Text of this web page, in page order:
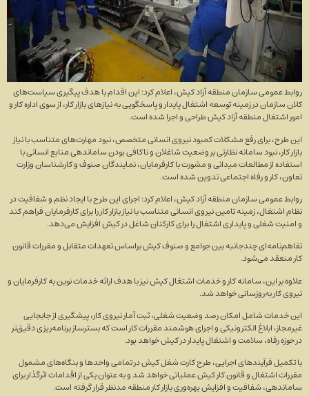
روابط عمومی سازمان منطقه آزاد کیش، اعلام کرد: این اقدام با هدف پیگیری سیاست‌های
کلان سازمان در زمینه توسعه اشتغال پایدار و پاسخگویی به نیاز‌های بازار کار، از سوی اداره کار و
امور اشتغال منطقه آزاد کیش طراحی و اجرا شده است.
این طرح، برای رفع مشکلات کمبود نیروی انسانی متخصص، نبود مهارت‌های متناسب با نیاز
بازار کار، نبود سامانه نظارتی بر وضعیت شاغلان و ناکافی بودن ساماندهی منابع انسانی با
استفاده از مطالعات میدانی و مشورت با کارفرمایان، نمایندگان صنوف و کارشناسان وزارت
تعاون، کار و رفاه اجتماعی تدوین شده است.
روابط عمومی سازمان منطقه آزاد کیش، اعلام کرد: اجرای این طرح با ایجاد نظم و شفافیت در
نظام اشتغال، زمینه تامین نیروی انسانی متناسب با نیاز بازار کار را برای کارفرمایان فراهم کند
و امنیت شغلی و پایداری اشتغال را برای کارکنان شاغل در کیش افزایش می‌دهد.
تفاهم‌نامه‌ای چندجانبه بین جوامع و صنوف کیش براساس تعهدات متقابل و مقررات قانون
کار منعقد می‌شود.
علاوه بر این، سامانه کار و خدمات اشتغال کیش نیز با هدف ارائه خدمات نوین به کارفرمایان و
نیروی کار به‌روزسانی خواهد شد.
این خدمات شامل امکان رصد وضعیت شغلی، ثبت آمار نیروی کار، پیشگیری از جابجایی
غیرمجاز، ابلاغ الکترونیکی و اجرای هوشمند مقررات کار است که بسترساز برنامه‌ریزی دقیق‌تر
در حوزه رفاه، سلامت و اشتغال پایدار در کیش خواهد بود.
با تکمیل فرآیند‌های اجرایی، طرح کارت شغل کیش در تمامی واحد‌ها و بنگاه‌های مشمول
مقررات اشتغال و قانون کار کیش عملیاتی خواهد شد و به عنوان یکی از اقدامات اثرگذار برای
ساماندهی، شفافیت و افزایش بهره‌وری بازار کار منطقه مدنظر قرار گرفته است.